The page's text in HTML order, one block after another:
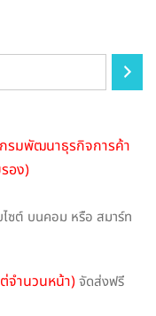
the
page
กรมพัฒนาธุรกิจการค้า
อง)
ไซต์ บนคอม หรือ สมาร์ท
จำนวนหน้า)จัดส่งฟรี